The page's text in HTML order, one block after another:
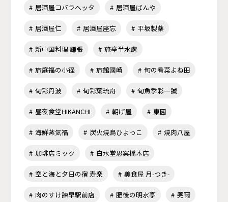
居酒屋コバラヘッタ 居酒屋ばんや
居酒屋仁 居酒屋座忘 平坂製薬
新中国料理 謙張 旅亭半水盧
旅庭福の小径 旅館國崎 旬の肴菜よね田
旬彩丹波 旬彩葉琉舟 旬魚季彩一誠
昼夜食堂HIKANCHI 朝げ屋 東園
海鮮蒸気福 炭火焼鳥ひよっこ 焼肉八屋
珈琲店ミック 白水堂思案橋本店
空と海と夕日の宿 寿楽 美食屋 月-つき-
肉のすけ諫早駅前店 肥後の明水亭 莞爾